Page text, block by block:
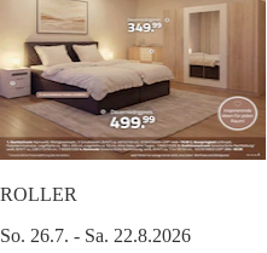
ROLLER
So. 26.7. - Sa. 22.8.2026